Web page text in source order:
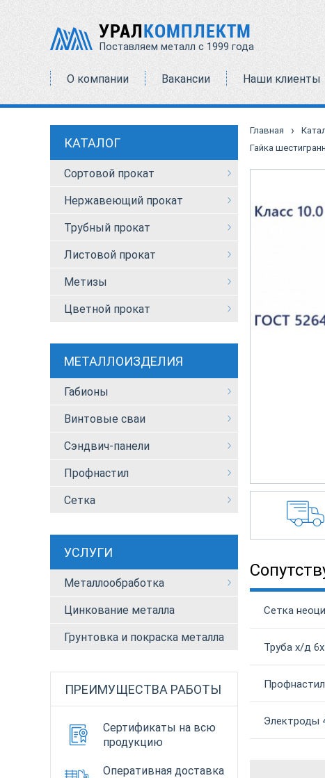
УРАЛКОМПЛЕКТМ
Поставляем металл с 1999 года
О компании Вакансии Наши клиенты
КАТАЛОГ
Сортовой прокат
Нержавеющий прокат
Трубный прокат
Листовой прокат
Метизы
Цветной прокат
МЕТАЛЛОИЗДЕЛИЯ
Габионы
Винтовые сваи
Сэндвич-панели
Профнастил
Сетка
УСЛУГИ
Металлообработка
Цинкование металла
Грунтовка и покраска металла
ПРЕИМУЩЕСТВА РАБОТЫ
Сертификаты на всю
продукцию
Оперативная доставка
Главная ›
Гайка
Сетка
Труба х/д
Электроды